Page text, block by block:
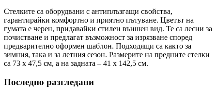
Стелките са оборудвани с антиплъзгащи свойства,
гарантирайки комфортно и приятно пътуване. Цветът на
гумата е черен, придавайки стилен външен вид. Те са лесни за
почистване и предлагат възможност за изрязване според
предварително оформен шаблон. Подходящи са както за
зимния, така и за летния сезон. Размерите на предните стелки
са 73 х 47,5 см, а на задната – 41 х 142,5 см.
Последно разгледани